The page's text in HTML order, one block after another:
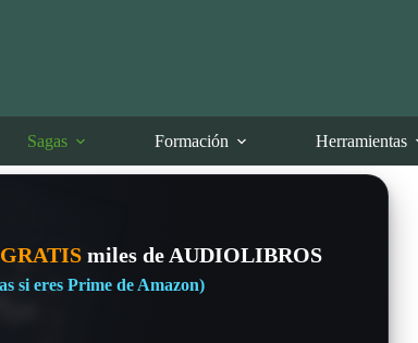
Sagas Formación Herramientas
miles de AUDIOLIBROS
si eres Prime de Amazon)